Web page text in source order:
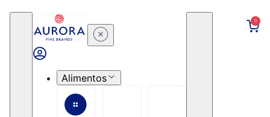
Alimentos
0